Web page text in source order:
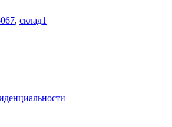
, склад1